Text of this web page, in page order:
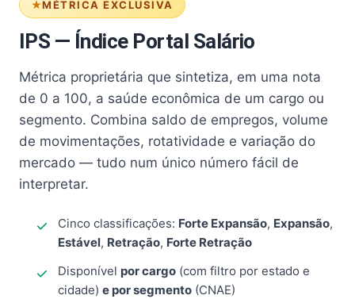
MÉTRICA EXCLUSIVA
IPS — Índice Portal Salário
Métrica proprietária que sintetiza, em uma nota
de 0 a 100, a saúde econômica de um cargo ou
segmento. Combina saldo de empregos, volume
de movimentações, rotatividade e variação do
mercado — tudo num único número fácil de
interpretar.
Cinco classificações: Forte Expansão, Expansão,
Estável, Retração, Forte Retração
Disponível por cargo (com filtro por estado e
cidade) e por segmento (CNAE)